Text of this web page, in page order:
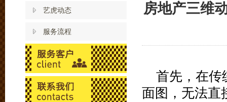
艺虎动态
服务流程
房地产三维
首先，在传
面图，无法直